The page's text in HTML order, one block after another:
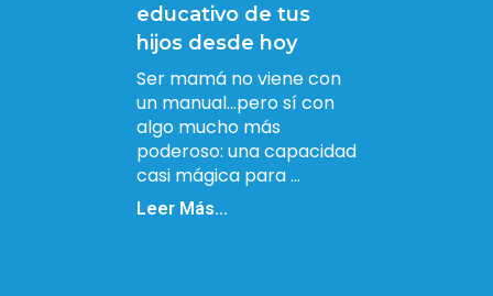
educativo de tus
hijos desde hoy
Ser mamá no viene con
un manual…pero sí con
algo mucho más
poderoso: una capacidad
casi mágica para ...
Leer Más...